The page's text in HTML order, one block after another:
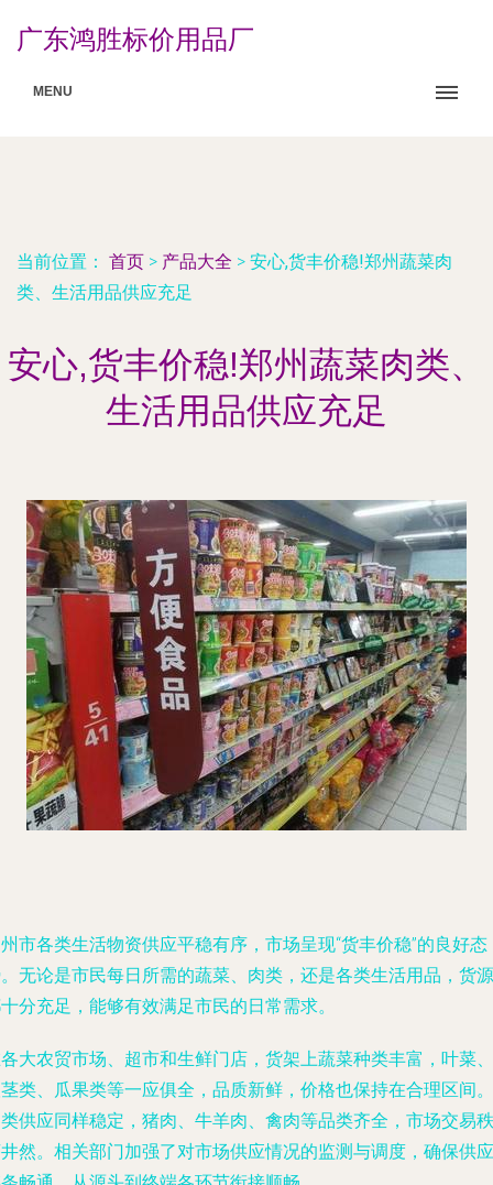
广东鸿胜标价用品厂
MENU
当前位置： 首页 > 产品大全 > 安心,货丰价稳!郑州蔬菜肉
类、生活用品供应充足
安心,货丰价稳!郑州蔬菜肉类、
生活用品供应充足
市各类生活物资供应平稳有序，市场呈现“货丰价稳”的良好态
无论是市民每日所需的蔬菜、肉类，还是各类生活用品，货源
分充足，能够有效满足市民的日常需求。
大农贸市场、超市和生鲜门店，货架上蔬菜种类丰富，叶菜、
类、瓜果类等一应俱全，品质新鲜，价格也保持在合理区间。
供应同样稳定，猪肉、牛羊肉、禽肉等品类齐全，市场交易秩
然。相关部门加强了对市场供应情况的监测与调度，确保供应